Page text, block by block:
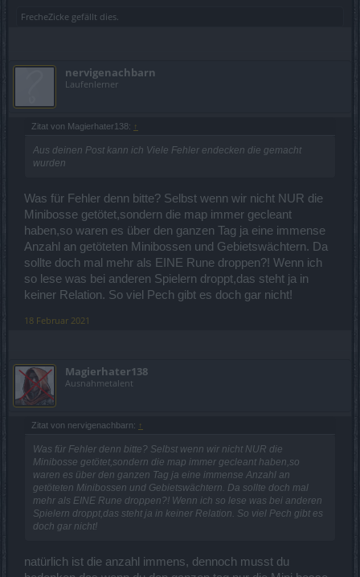
FrecheZicke gefällt dies.
nervigenachbarn
Laufenlerner
Zitat von Magierhater138: ↑
Aus deinen Post kann ich Viele Fehler endecken die gemacht
wurden
Was für Fehler denn bitte? Selbst wenn wir nicht NUR die
Minibosse getötet,sondern die map immer gecleant
haben,so waren es über den ganzen Tag ja eine immense
Anzahl an getöteten Minibossen und Gebietswächtern. Da
sollte doch mal mehr als EINE Rune droppen?! Wenn ich
so lese was bei anderen Spielern droppt,das steht ja in
keiner Relation. So viel Pech gibt es doch gar nicht!
18 Februar 2021
Magierhater138
Ausnahmetalent
Zitat von nervigenachbarn: ↑
Was für Fehler denn bitte? Selbst wenn wir nicht NUR die
Minibosse getötet,sondern die map immer gecleant haben,so
waren es über den ganzen Tag ja eine immense Anzahl an
getöteten Minibossen und Gebietswächtern. Da sollte doch mal
mehr als EINE Rune droppen?! Wenn ich so lese was bei anderen
Spielern droppt,das steht ja in keiner Relation. So viel Pech gibt es
doch gar nicht!
natürlich ist die anzahl immens, dennoch musst du